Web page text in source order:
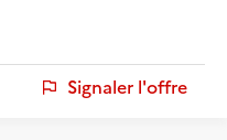
Signaler l'offre